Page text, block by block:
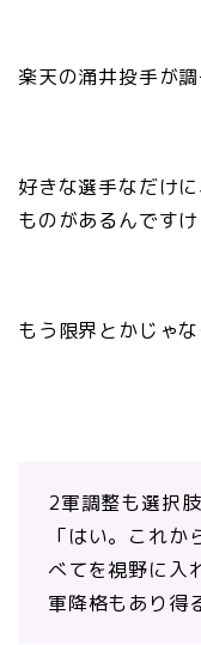
楽天の涌井投手が
好きな選手なだけ
ものがあるんですけ
もう限界とかじゃ
2軍調整も選択
「はい。これ
べてを視野に入
軍降格もあり得